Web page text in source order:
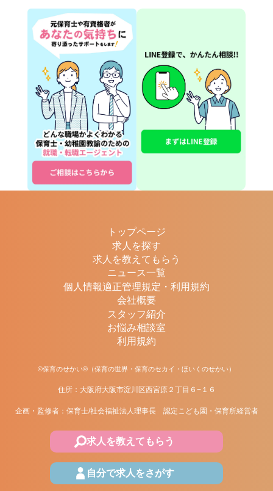
トップページ
求人を探す
求人を教えてもらう
ニュース一覧
個人情報適正管理規定・利用規約
会社概要
スタッフ紹介
お悩み相談室
利用規約
©保育のせかい®（保育の世界・保育のセカイ・ほいくのせかい）
住所：大阪府大阪市淀川区西宮原２丁目６−１６
企画・監修者：保育士/社会福祉法人理事長 認定こども園・保育所経営者
求人を教えてもらう
自分で求人をさがす